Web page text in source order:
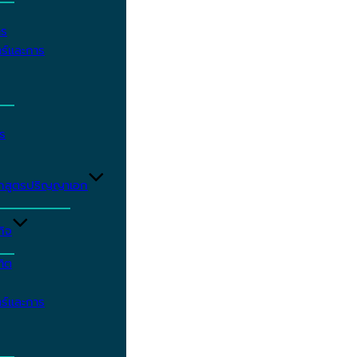
ละการ
สูตรปริญญาเอก
จ
ต
ละการ